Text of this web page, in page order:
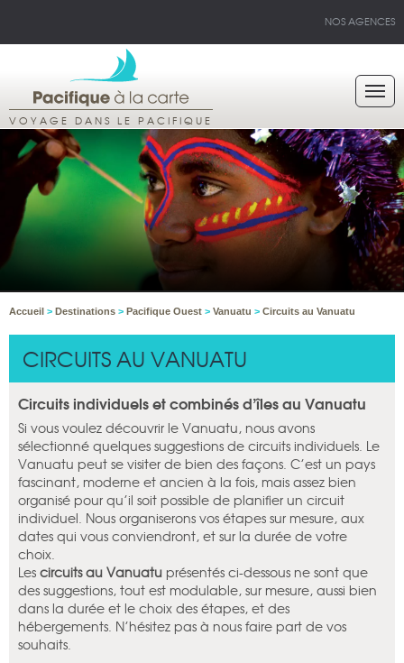
NOS AGENCES
VOYAGE DANS LE PACIFIQUE
Accueil > Destinations > Pacifique Ouest > Vanuatu > Circuits au Vanuatu
CIRCUITS AU VANUATU
Circuits individuels et combinés d’îles au Vanuatu
Si vous voulez découvrir le Vanuatu, nous avons
sélectionné quelques suggestions de circuits individuels. Le
Vanuatu peut se visiter de bien des façons. C’est un pays
fascinant, moderne et ancien à la fois, mais assez bien
organisé pour qu’il soit possible de planifier un circuit
individuel. Nous organiserons vos étapes sur mesure, aux
dates qui vous conviendront, et sur la durée de votre
choix.
Les circuits au Vanuatu présentés ci-dessous ne sont que
des suggestions, tout est modulable, sur mesure, aussi bien
dans la durée et le choix des étapes, et des
hébergements. N’hésitez pas à nous faire part de vos
souhaits.